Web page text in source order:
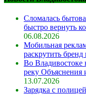
Сломалась
быстро вернуть
06.08.2026
Мобильная
раскрутить
Во Владивостоке
реку Объяснения
13.07.2026
Зарядка с